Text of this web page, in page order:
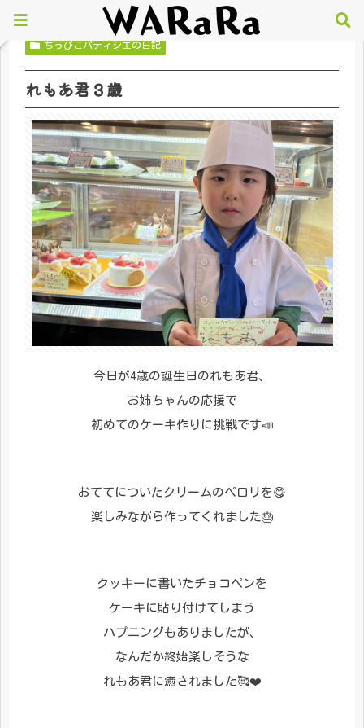
ちっびこパティシエの日記
れもあ君３歳
今日が4歳の誕生日のれもあ君、
お姉ちゃんの応援で
初めてのケーキ作りに挑戦です📣
おててについたクリームのペロリを😋
楽しみながら作ってくれました🎂
クッキーに書いたチョコペンを
ケーキに貼り付けてしまう
ハプニングもありましたが、
なんだか終始楽しそうな
れもあ君に癒されました🥰❤️